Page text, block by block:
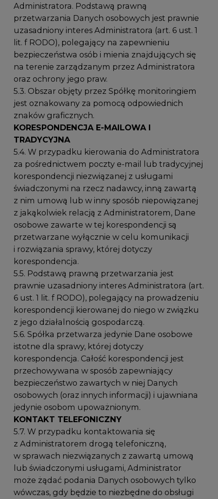
Administratora. Podstawą prawną
przetwarzania Danych osobowych jest prawnie
uzasadniony interes Administratora (art. 6 ust. 1
lit. f RODO), polegający na zapewnieniu
bezpieczeństwa osób i mienia znajdujących się
na terenie zarządzanym przez Administratora
oraz ochrony jego praw.
5.3. Obszar objęty przez Spółkę monitoringiem
jest oznakowany za pomocą odpowiednich
znaków graficznych.
KORESPONDENCJA E-MAILOWA I
TRADYCYJNA
5.4. W przypadku kierowania do Administratora
za pośrednictwem poczty e-mail lub tradycyjnej
korespondencji niezwiązanej z usługami
świadczonymi na rzecz nadawcy, inną zawartą
z nim umową lub w inny sposób niepowiązanej
z jakąkolwiek relacją z Administratorem, Dane
osobowe zawarte w tej korespondencji są
przetwarzane wyłącznie w celu komunikacji
i rozwiązania sprawy, której dotyczy
korespondencja.
5.5. Podstawą prawną przetwarzania jest
prawnie uzasadniony interes Administratora (art.
6 ust. 1 lit. f RODO), polegający na prowadzeniu
korespondencji kierowanej do niego w związku
z jego działalnością gospodarczą.
5.6. Spółka przetwarza jedynie Dane osobowe
istotne dla sprawy, której dotyczy
korespondencja. Całość korespondencji jest
przechowywana w sposób zapewniający
bezpieczeństwo zawartych w niej Danych
osobowych (oraz innych informacji) i ujawniana
jedynie osobom upoważnionym.
KONTAKT TELEFONICZNY
5.7. W przypadku kontaktowania się
z Administratorem drogą telefoniczną,
w sprawach niezwiązanych z zawartą umową
lub świadczonymi usługami, Administrator
może żądać podania Danych osobowych tylko
wówczas, gdy będzie to niezbędne do obsługi